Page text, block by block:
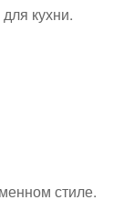
кухни.
стиле.